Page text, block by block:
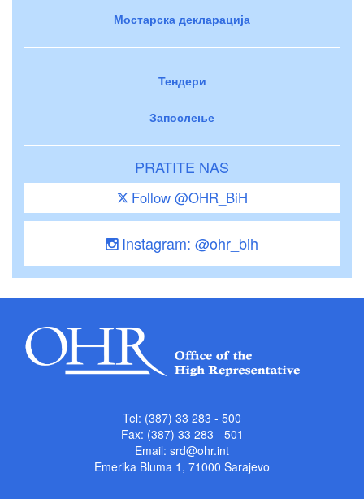
Мостарска декларација
Тендери
Запослење
PRATITE NAS
Follow @OHR_BiH
Instagram: @ohr_bih
Tel: (387) 33 283 - 500
Fax: (387) 33 283 - 501
Email: srd@ohr.int
Emerika Bluma 1, 71000 Sarajevo